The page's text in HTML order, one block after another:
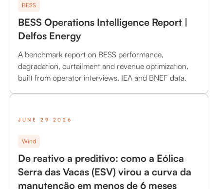
BESS
BESS Operations Intelligence Report |
Delfos Energy
A benchmark report on BESS performance,
degradation, curtailment and revenue optimization,
built from operator interviews, IEA and BNEF data.
JUNE 29 2026
Wind
De reativo a preditivo: como a Eólica
Serra das Vacas (ESV) virou a curva da
manutenção em menos de 6 meses